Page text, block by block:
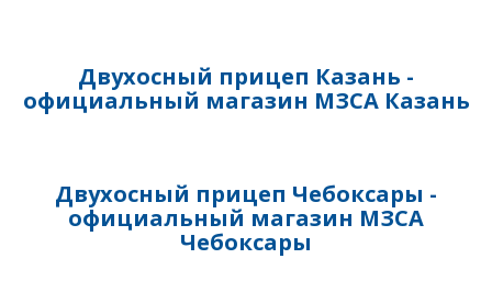
Двухосный прицеп Казань -
официальный магазин МЗСА Казань
Двухосный прицеп Чебоксары -
официальный магазин МЗСА
Чебоксары